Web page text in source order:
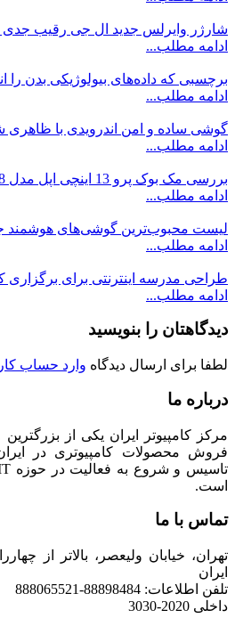
شارژر وایرلس جدید ال جی رقیب جدی
ادامه مطلب...
برچسبی که داده‌های بیولوژیکی بدن را
ادامه مطلب...
گوشی ساده و امن اندرویدی با
ادامه مطلب...
بررسی مک بوک پرو 13 اینچی اپل مدل 2018
ادامه مطلب...
لیست محبوب‌ترین گوشی‌های هوشمند
ادامه مطلب...
طراحی مدرسه اینترنتی برای
ادامه مطلب...
دیدگاهتان را بنویسید
لطفا برای ارسال دیدگاه وارد حساب
درباره ما
مرکز کامپیوتر ایران یکی از
است.
تماس با ما
تهران، خیابان ولیعصر، بالاتر از
ایران
تلفن اطلاعات: 88898484-888065521
داخلی 2020-3030